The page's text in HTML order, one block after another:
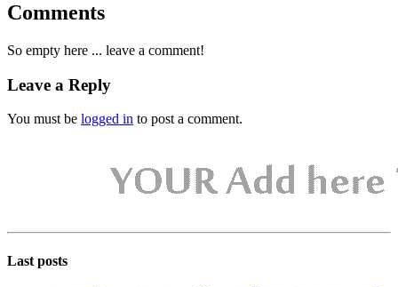
Comments
So empty here ... leave a comment!
Leave a Reply
You must be logged in to post a comment.
Last posts